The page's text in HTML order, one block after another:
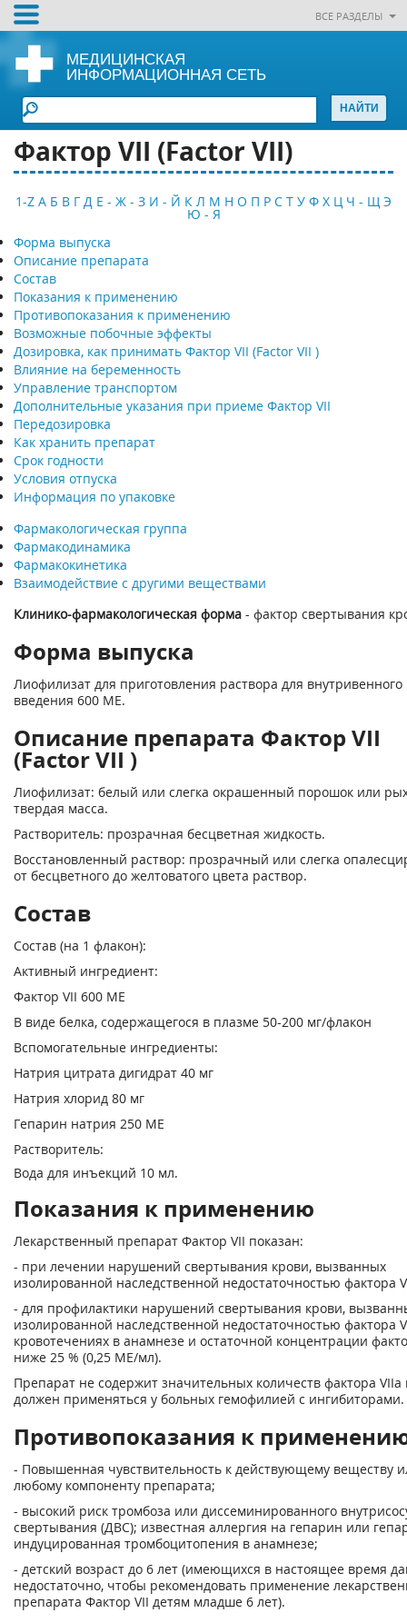
ВСЕ РАЗДЕЛЫ
МЕДИЦИНСКАЯ
ИНФОРМАЦИОННАЯ СЕТЬ
Фактор VII (Factor VII)
1-Z А Б В Г Д Е - Ж - З И - Й К Л М Н О П Р С Т У Ф Х Ц Ч - Щ Э
Ю - Я
Форма выпуска
Описание препарата
Состав
Показания к применению
Противопоказания к применению
Возможные побочные эффекты
Дозировка, как принимать Фактор VII (Factor VII )
Влияние на беременность
Управление транспортом
Дополнительные указания при приеме Фактор VII
Передозировка
Как хранить препарат
Срок годности
Условия отпуска
Информация по упаковке
Фармакологическая группа
Фармакодинамика
Фармакокинетика
Взаимодействие с другими веществами
Клинико-фармакологическая форма - фактор свертывания
Форма выпуска
Лиофилизат для приготовления раствора для внутривенного
введения 600 ME.
Описание препарата Фактор VII
(Factor VII )
Лиофилизат: белый или слегка окрашенный порошок или
твердая масса.
Растворитель: прозрачная бесцветная жидкость.
Восстановленный раствор: прозрачный или слегка
от бесцветного до желтоватого цвета раствор.
Состав
Состав (на 1 флакон):
Активный ингредиент:
Фактор VII 600 ME
В виде белка, содержащегося в плазме 50-200 мг/флакон
Вспомогательные ингредиенты:
Натрия цитрата дигидрат 40 мг
Натрия хлорид 80 мг
Гепарин натрия 250 ME
Растворитель:
Вода для инъекций 10 мл.
Показания к применению
Лекарственный препарат Фактор VII показан:
- при лечении нарушений свертывания крови, вызванных
изолированной наследственной недостаточностью фактора
- для профилактики нарушений свертывания крови,
изолированной наследственной недостаточностью фактора
кровотечениях в анамнезе и остаточной концентрации
ниже 25 % (0,25 МЕ/мл).
Препарат не содержит значительных количеств фактора VIIa
должен применяться у больных гемофилией с ингибиторами.
Противопоказания к
- Повышенная чувствительность к действующему веществу
любому компоненту препарата;
- высокий риск тромбоза или диссеминированного
свертывания (ДВС); известная аллергия на гепарин или
индуцированная тромбоцитопения в анамнезе;
- детский возраст до 6 лет (имеющихся в настоящее время
недостаточно, чтобы рекомендовать применение
препарата Фактор VII детям младше 6 лет).